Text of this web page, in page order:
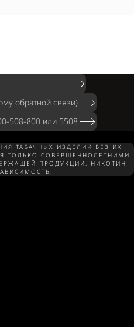
обратной связи)
508-800 или 5508
ТАБАЧНЫХ ИЗДЕЛИЙ БЕЗ ИХ
ТОЛЬКО СОВЕРШЕННОЛЕТНИМИ
ПРОДУКЦИИ. НИКОТИН